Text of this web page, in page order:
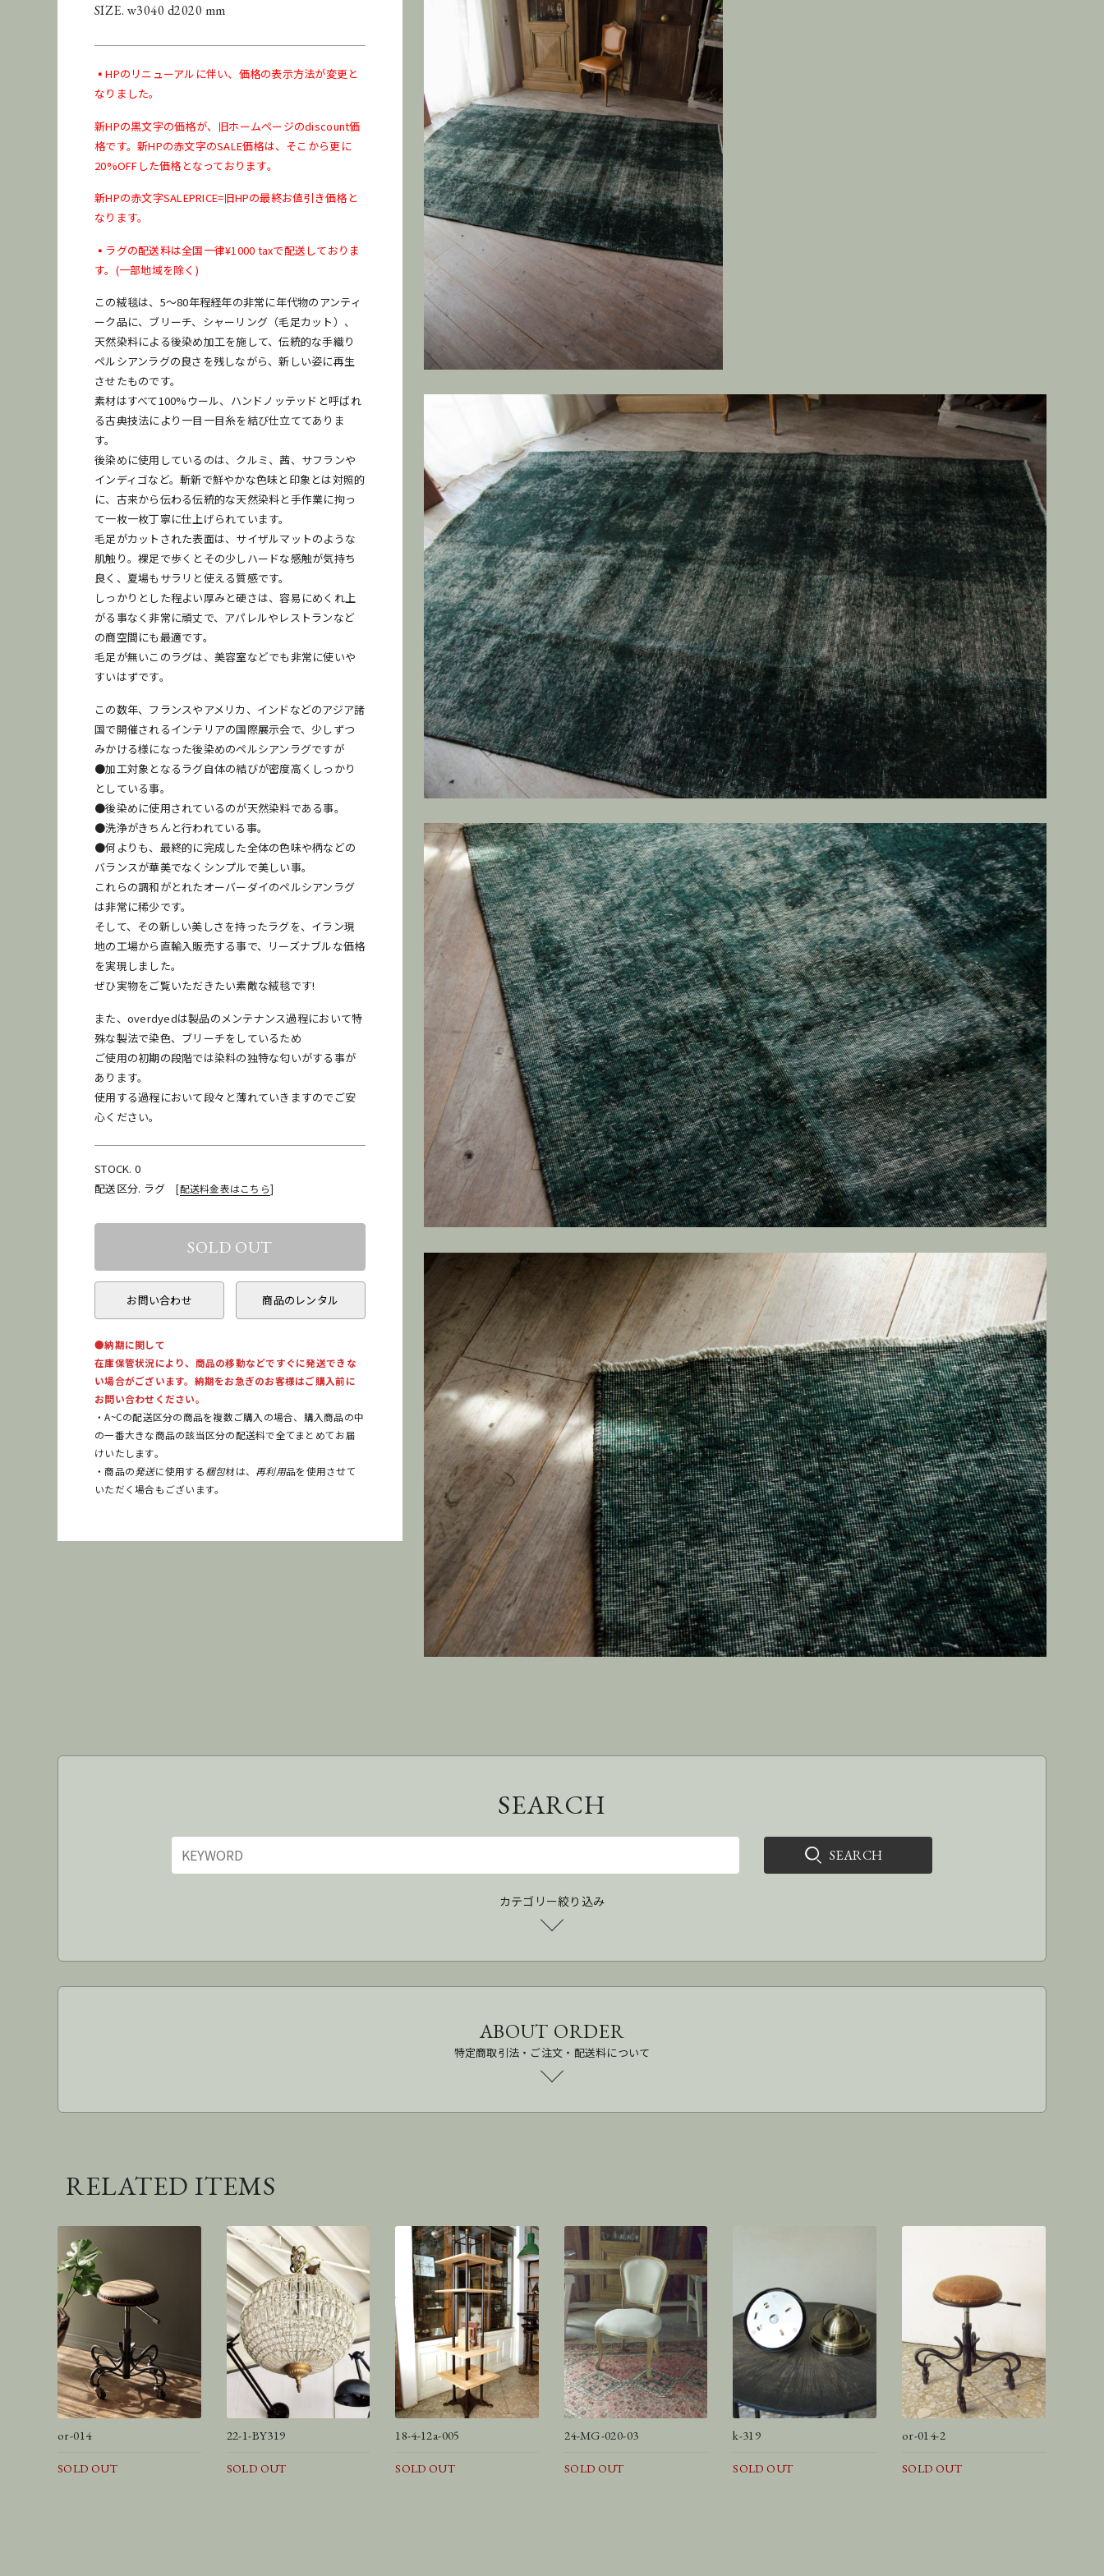
SIZE. w3040 d2020 mm
▪️HPのリニューアルに伴い、価格の表示方法が変更と
なりました。
新HPの黒文字の価格が、旧ホームページのdiscount価
格です。新HPの赤文字のSALE価格は、そこから更に
20%OFFした価格となっております。
新HPの赤文字SALEPRICE=旧HPの最終お値引き価格と
なります。
▪️ラグの配送料は全国一律¥1000 taxで配送しておりま
す。(一部地域を除く)
この絨毯は、5〜80年程経年の非常に年代物のアンティ
ーク品に、ブリーチ、シャーリング（毛足カット）、
天然染料による後染め加工を施して、伝統的な手織り
ペルシアンラグの良さを残しながら、新しい姿に再生
させたものです。
素材はすべて100%ウール、ハンドノッテッドと呼ばれ
る古典技法により一目一目糸を結び仕立ててありま
す。
後染めに使用しているのは、クルミ、茜、サフランや
インディゴなど。斬新で鮮やかな色味と印象とは対照的
に、古来から伝わる伝統的な天然染料と手作業に拘っ
て一枚一枚丁寧に仕上げられています。
毛足がカットされた表面は、サイザルマットのような
肌触り。裸足で歩くとその少しハードな感触が気持ち
良く、夏場もサラリと使える質感です。
しっかりとした程よい厚みと硬さは、容易にめくれ上
がる事なく非常に頑丈で、アパレルやレストランなど
の商空間にも最適です。
毛足が無いこのラグは、美容室などでも非常に使いや
すいはずです。
この数年、フランスやアメリカ、インドなどのアジア諸
国で開催されるインテリアの国際展示会で、少しずつ
みかける様になった後染めのペルシアンラグですが
●加工対象となるラグ自体の結びが密度高くしっかり
としている事。
●後染めに使用されているのが天然染料である事。
●洗浄がきちんと行われている事。
●何よりも、最終的に完成した全体の色味や柄などの
バランスが華美でなくシンプルで美しい事。
これらの調和がとれたオーバーダイのペルシアンラグ
は非常に稀少です。
そして、その新しい美しさを持ったラグを、イラン現
地の工場から直輸入販売する事で、リーズナブルな価格
を実現しました。
ぜひ実物をご覧いただきたい素敵な絨毯です!
また、overdyedは製品のメンテナンス過程において特
殊な製法で染色、ブリーチをしているため
ご使用の初期の段階では染料の独特な匂いがする事が
あります。
使用する過程において段々と薄れていきますのでご安
心ください。
STOCK. 0
配送区分. ラグ[配送料金表はこちら]
お問い合わせ 商品のレンタル
●納期に関して
在庫保管状況により、商品の移動などですぐに発送できな
い場合がございます。納期をお急ぎのお客様はご購入前に
お問い合わせください。
・A~Cの配送区分の商品を複数ご購入の場合、購入商品の中
の一番大きな商品の該当区分の配送料で全てまとめてお届
けいたします。
・商品の発送に使用する梱包材は、 再利用品を使用させて
いただく場合もございます。
お問い合わせ 商品のレンタル
●納期に関して
在庫保管状況により、商品の移動などですぐに発送できな
お問い合わせください。
発送
SEARCH
カテゴリー絞り込み
ABOUT ORDER
特定商取引法・ご注文・配送料について
RELATED ITEMS
or-014
SOLD OUT
22-1-BY319
SOLD OUT
18-4-12a-005
SOLD OUT
24-MG-020-03
SOLD OUT
k-319
SOLD OUT
or-014-2
SOLD OUT